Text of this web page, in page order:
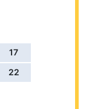
17
22